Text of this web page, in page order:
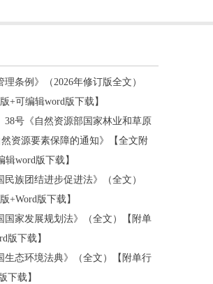
理条例》（2026年修订版全文）
+可编辑word版下载】
38号《自然资源部国家林业和草原
资源要素保障的通知》【全文附
word版下载】
民族团结进步促进法》（全文）
+Word版下载】
国家发展规划法》（全文）【附单
版下载】
生态环境法典》（全文）【附单行
下载】